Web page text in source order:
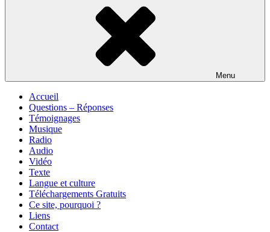
Menu
Accueil
Questions – Réponses
Témoignages
Musique
Radio
Audio
Vidéo
Texte
Langue et culture
Téléchargements Gratuits
Ce site, pourquoi ?
Liens
Contact